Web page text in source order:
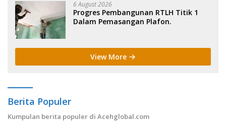
6 August 2026
Progres Pembangunan RTLH Titik 1
Dalam Pemasangan Plafon.
View More
Berita Populer
Kumpulan berita populer di Acehglobal.com